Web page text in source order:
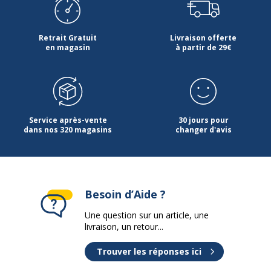
Retrait Gratuit
en magasin
Livraison offerte
à partir de 29€
Service après-vente
dans nos 320 magasins
30 jours pour
changer d'avis
Besoin d’Aide ?
Une question sur un article, une
livraison, un retour...
Trouver les réponses ici